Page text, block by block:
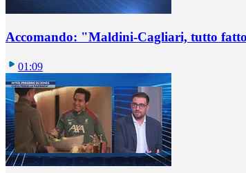
Accomando: "Maldini-Cagliari, tutto
01:09